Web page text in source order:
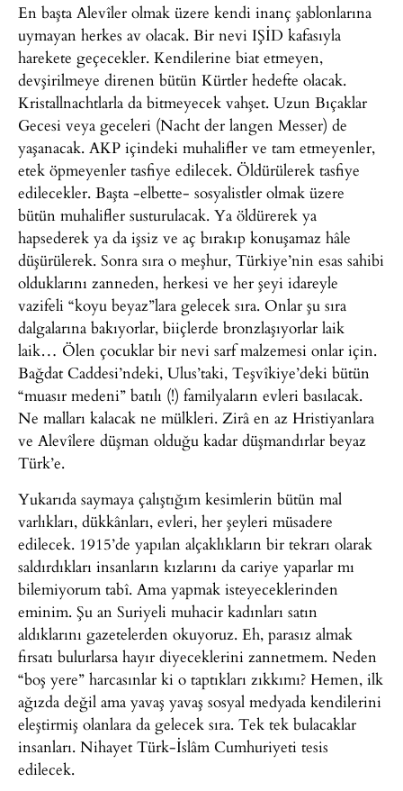
En başta Alevîler olmak üzere kendi inanç şablonlarına
uymayan herkes av olacak. Bir nevi IŞİD kafasıyla
harekete geçecekler. Kendilerine biat etmeyen,
devşirilmeye direnen bütün Kürtler hedefte olacak.
Kristallnachtlarla da bitmeyecek vahşet. Uzun Bıçaklar
Gecesi veya geceleri (Nacht der langen Messer) de
yaşanacak. AKP içindeki muhalifler ve tam etmeyenler,
etek öpmeyenler tasfiye edilecek. Öldürülerek tasfiye
edilecekler. Başta -elbette- sosyalistler olmak üzere
bütün muhalifler susturulacak. Ya öldürerek ya
hapsederek ya da işsiz ve aç bırakıp konuşamaz hâle
düşürülerek. Sonra sıra o meşhur, Türkiye’nin esas sahibi
olduklarını zanneden, herkesi ve her şeyi idareyle
vazifeli “koyu beyaz”lara gelecek sıra. Onlar şu sıra
dalgalarına bakıyorlar, biiçlerde bronzlaşıyorlar laik
laik… Ölen çocuklar bir nevi sarf malzemesi onlar için.
Bağdat Caddesi’ndeki, Ulus’taki, Teşvîkiye’deki bütün
“muasır medeni” batılı (!) familyaların evleri basılacak.
Ne malları kalacak ne mülkleri. Zirâ en az Hristiyanlara
ve Alevîlere düşman olduğu kadar düşmandırlar beyaz
Türk’e.
Yukarıda saymaya çalıştığım kesimlerin bütün mal
varlıkları, dükkânları, evleri, her şeyleri müsadere
edilecek. 1915’de yapılan alçaklıkların bir tekrarı olarak
saldırdıkları insanların kızlarını da cariye yaparlar mı
bilemiyorum tabî. Ama yapmak isteyeceklerinden
eminim. Şu an Suriyeli muhacir kadınları satın
aldıklarını gazetelerden okuyoruz. Eh, parasız almak
fırsatı bulurlarsa hayır diyeceklerini zannetmem. Neden
“boş yere” harcasınlar ki o taptıkları zıkkımı? Hemen, ilk
ağızda değil ama yavaş yavaş sosyal medyada kendilerini
eleştirmiş olanlara da gelecek sıra. Tek tek bulacaklar
insanları. Nihayet Türk-İslâm Cumhuriyeti tesis
edilecek.